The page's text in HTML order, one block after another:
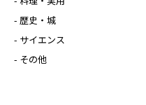
- 歴史・城
- サイエンス
- その他